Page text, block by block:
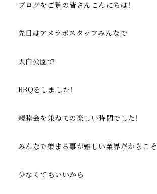
ブログをご覧の皆さんこんにちは！
先日はアメラボスタッフみんなで
天白公園で
BBQをしました！
親睦会を兼ねての楽しい時間でした！
みんなで集まる事が難しい業界だからこそ
少なくてもいいから